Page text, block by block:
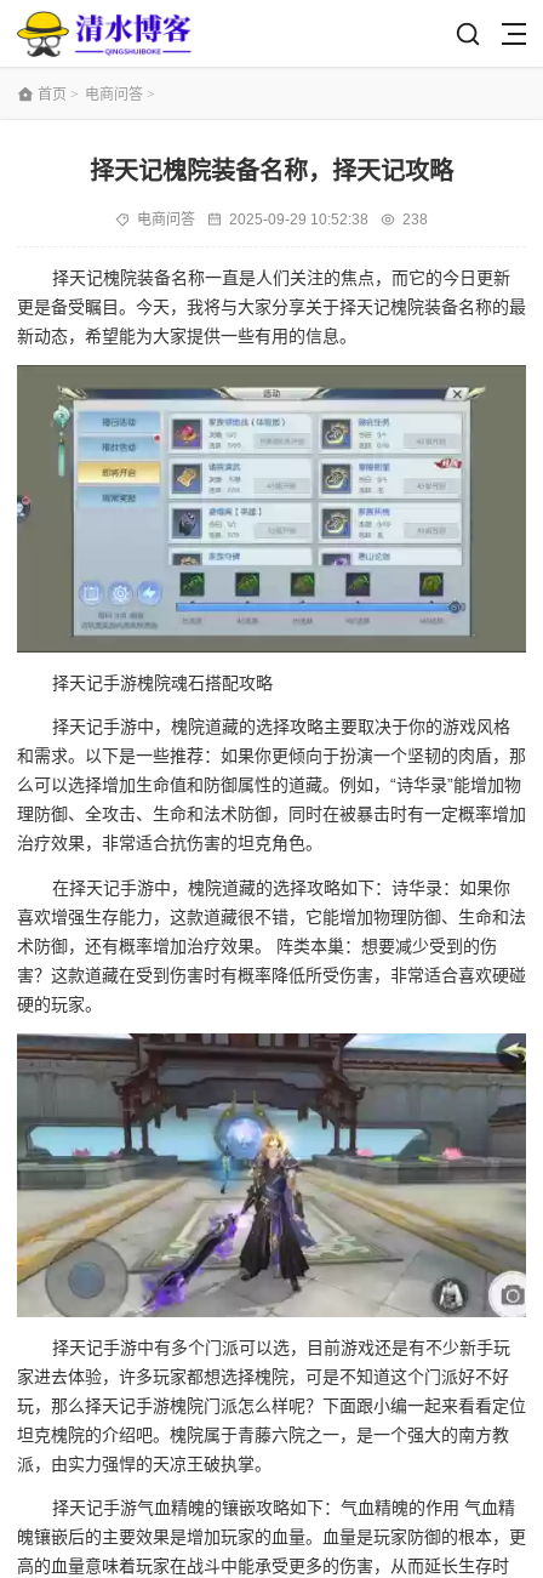
首页 > 电商问答 >
择天记槐院装备名称，择天记攻略
电商问答 2025-09-29 10:52:38 238
择天记槐院装备名称一直是人们关注的焦点，而它的今日更新
更是备受瞩目。今天，我将与大家分享关于择天记槐院装备名称的最
新动态，希望能为大家提供一些有用的信息。
择天记手游槐院魂石搭配攻略
择天记手游中，槐院道藏的选择攻略主要取决于你的游戏风格
和需求。以下是一些推荐：如果你更倾向于扮演一个坚韧的肉盾，那
么可以选择增加生命值和防御属性的道藏。例如，“诗华录”能增加物
理防御、全攻击、生命和法术防御，同时在被暴击时有一定概率增加
治疗效果，非常适合抗伤害的坦克角色。
在择天记手游中，槐院道藏的选择攻略如下：诗华录：如果你
喜欢增强生存能力，这款道藏很不错，它能增加物理防御、生命和法
术防御，还有概率增加治疗效果。 阵类本巢：想要减少受到的伤
害？这款道藏在受到伤害时有概率降低所受伤害，非常适合喜欢硬碰
硬的玩家。
择天记手游中有多个门派可以选，目前游戏还是有不少新手玩
家进去体验，许多玩家都想选择槐院，可是不知道这个门派好不好
玩，那么择天记手游槐院门派怎么样呢？下面跟小编一起来看看定位
坦克槐院的介绍吧。槐院属于青藤六院之一，是一个强大的南方教
派，由实力强悍的天凉王破执掌。
择天记手游气血精魄的镶嵌攻略如下：气血精魄的作用 气血精
魄镶嵌后的主要效果是增加玩家的血量。血量是玩家防御的根本，更
高的血量意味着玩家在战斗中能承受更多的伤害，从而延长生存时